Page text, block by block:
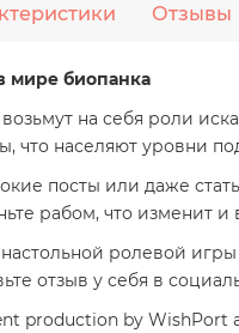
Отзывы
мире биопанка
на себя роли
что населяют уровни
посты или даже
рабом, что изменит
ролевой
отзыв у себя в
production by